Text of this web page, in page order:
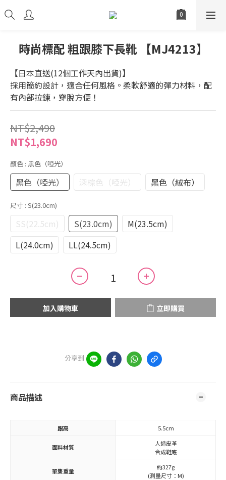
時尚標配 粗跟膝下長靴 【MJ4213】
【日本直送(12個工作天內出貨)】
採用簡約設計，適合任何風格。柔軟舒適的彈力材料，配
有內部拉鍊，穿脫方便！
NT$2,490
NT$1,690
顏色 : 黑色（啞光）
黑色（啞光） 深棕色（啞光） 黑色（絨布）
尺寸 : S(23.0cm)
SS(22.5cm) S(23.0cm)
M(23.5cm)
L(24.0cm)
LL(24.5cm)
加入購物車 立即購買
分享到
商品描述
跟高 5.5cm
面料材質
人造皮革
合成鞋底
單隻重量
約327g
(測量尺寸：M)